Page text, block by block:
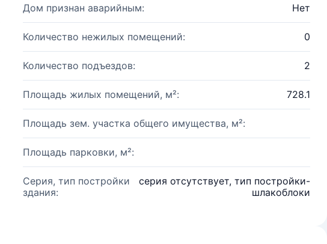
Дом признан аварийным: Нет
Количество нежилых помещений: 0
Количество подъездов: 2
Площадь жилых помещений, м²: 728.1
Площадь зем. участка общего имущества, м²:
Площадь парковки, м²:
Серия, тип постройки
здания:
серия отсутствует, тип постройки-
шлакоблоки